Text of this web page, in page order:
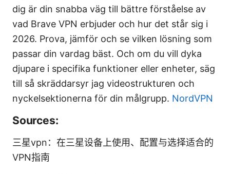
dig är din snabba väg till bättre förståelse av
vad Brave VPN erbjuder och hur det står sig i
2026. Prova, jämför och se vilken lösning som
passar din vardag bäst. Och om du vill dyka
djupare i specifika funktioner eller enheter, säg
till så skräddarsyr jag videostrukturen och
nyckelsektionerna för din målgrupp. NordVPN
Sources:
三星vpn：在三星设备上使用、配置与选择适合的
VPN指南